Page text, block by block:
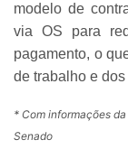
modelo de
via OS para
pagamento, o
de trabalho e
* Com informações
Senado